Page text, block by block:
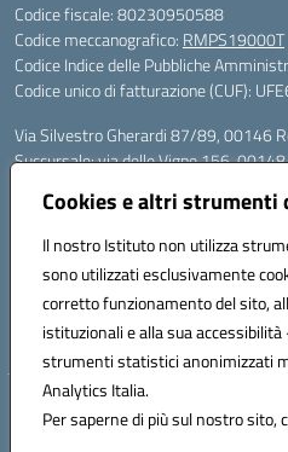
Cookies e altri strumenti
Il nostro Istituto non utilizza
sono utilizzati esclusivamente
corretto funzionamento del sito,
istituzionali e alla sua
strumenti statistici anonimizzati
Analytics Italia.
Per saperne di più sul nostro sito,
Codice fiscale: 80230950588
Codice meccanografico: RMPS19000T
Codice Indice delle Pubbliche
Codice unico di fatturazione (CUF):
Via Silvestro Gherardi 87/89, 00146
Succursale: via delle Vigne 156,
Mail: rmps19000t@istruzione.it -
Per contatti con il Dirigente
Codice univoco ufficio: UFE6AQ
Codice meccanografico: RMPS19000T
Codice fiscale: 80230950588
Hosting & Powered
Concept & Design